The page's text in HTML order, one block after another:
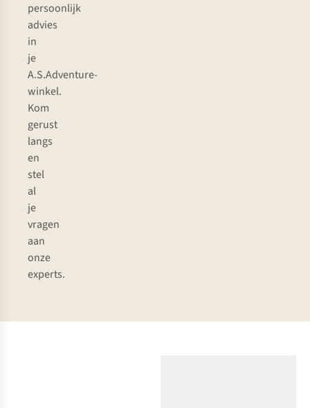
persoonlijk
advies
in
je
A.S.Adventure-
winkel.
Kom
gerust
langs
en
stel
al
je
vragen
aan
onze
experts.